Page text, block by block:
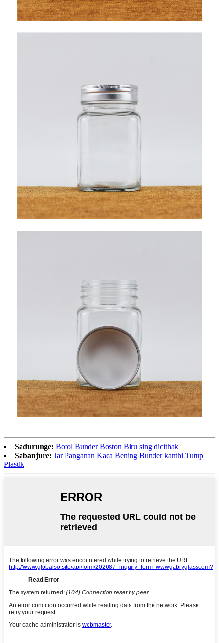
Sadurunge: Botol Bunder Boston Biru sing dicithak
Sabanjure: Jar Panganan Kaca Bening Bunder kanthi Tutup
Plastik